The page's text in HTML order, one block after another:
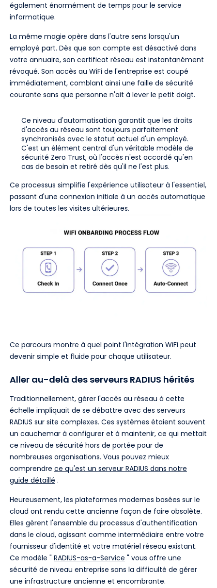
également énormément de temps pour le service
informatique.
La même magie opère dans l'autre sens lorsqu'un
employé part. Dès que son compte est désactivé dans
votre annuaire, son certificat réseau est instantanément
révoqué. Son accès au WiFi de l'entreprise est coupé
immédiatement, comblant ainsi une faille de sécurité
courante sans que personne n'ait à lever le petit doigt.
Ce niveau d'automatisation garantit que les droits
d'accès au réseau sont toujours parfaitement
synchronisés avec le statut actuel d'un employé.
C'est un élément central d'un véritable modèle de
sécurité Zero Trust, où l'accès n'est accordé qu'en
cas de besoin et retiré dès qu'il ne l'est plus.
Ce processus simplifie l'expérience utilisateur à l'essentiel,
passant d'une connexion initiale à un accès automatique
lors de toutes les visites ultérieures.
Ce parcours montre à quel point l'intégration WiFi peut
devenir simple et fluide pour chaque utilisateur.
Aller au-delà des serveurs RADIUS hérités
Traditionnellement, gérer l'accès au réseau à cette
échelle impliquait de se débattre avec des serveurs
RADIUS sur site complexes. Ces systèmes étaient souvent
un cauchemar à configurer et à maintenir, ce qui mettait
ce niveau de sécurité hors de portée pour de
nombreuses organisations. Vous pouvez mieux
comprendre ce qu'est un serveur RADIUS dans notre
guide détaillé .
Heureusement, les plateformes modernes basées sur le
cloud ont rendu cette ancienne façon de faire obsolète.
Elles gèrent l'ensemble du processus d'authentification
dans le cloud, agissant comme intermédiaire entre votre
fournisseur d'identité et votre matériel réseau existant.
Ce modèle " RADIUS-as-a-Service " vous offre une
sécurité de niveau entreprise sans la difficulté de gérer
une infrastructure ancienne et encombrante.